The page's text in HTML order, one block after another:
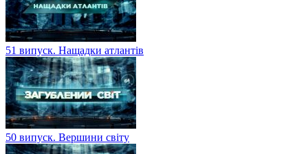
51 випуск. Нащадки атлантів
50 випуск. Вершини світу